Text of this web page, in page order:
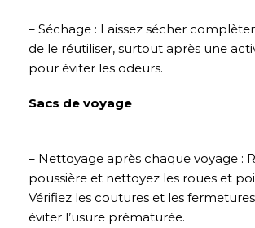
– Séchage : Laissez sécher
de le réutiliser, surtout après une
pour éviter les odeurs.
Sacs de voyage
– Nettoyage après chaque voyage :
poussière et nettoyez les roues et
Vérifiez les coutures et les
éviter l’usure prématurée.